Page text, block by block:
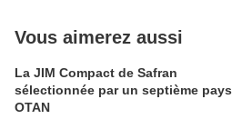
Vous aimerez aussi
La JIM Compact de Safran
sélectionnée par un septième pays
OTAN